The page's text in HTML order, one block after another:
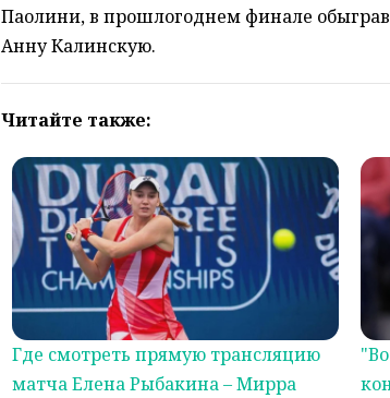
Паолини, в прошлогоднем финале
Анну Калинскую.
Читайте также:
Где смотреть прямую трансляцию
матча Елена Рыбакина – Мирра